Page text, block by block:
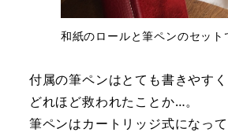
和紙のロールと筆ペンのセット
付属の筆ペンはとても書きやす
どれほど救われたことか…。
筆ペンはカートリッジ式になっ